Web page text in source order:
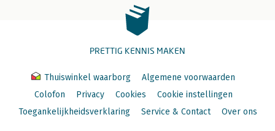
PRETTIG KENNIS MAKEN
Thuiswinkel waarborg
Algemene voorwaarden
Colofon
Privacy Cookies
Cookie instellingen
Toegankelijkheidsverklaring
Service & Contact Over ons